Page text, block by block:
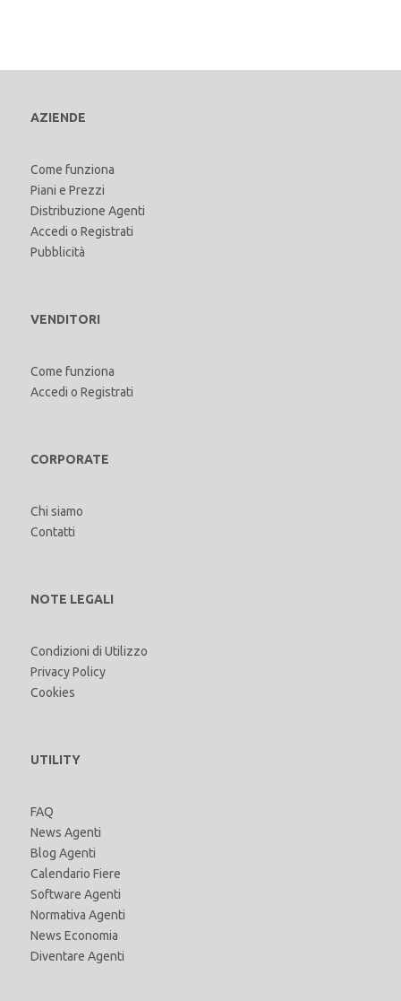
AZIENDE
Come funziona
Piani e Prezzi
Distribuzione Agenti
Accedi o Registrati
Pubblicità
VENDITORI
Come funziona
Accedi o Registrati
CORPORATE
Chi siamo
Contatti
NOTE LEGALI
Condizioni di Utilizzo
Privacy Policy
Cookies
UTILITY
FAQ
News Agenti
Blog Agenti
Calendario Fiere
Software Agenti
Normativa Agenti
News Economia
Diventare Agenti